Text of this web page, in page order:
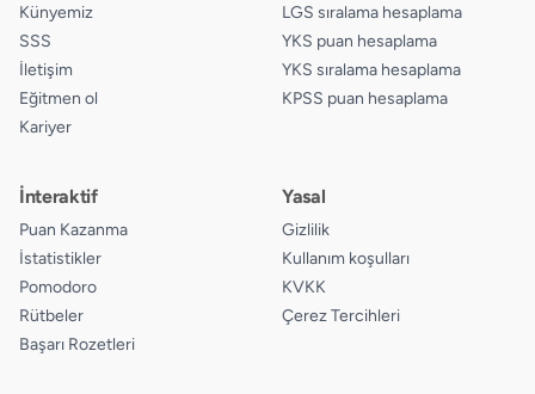
Künyemiz
SSS
İletişim
Eğitmen ol
Kariyer
LGS sıralama hesaplama
YKS puan hesaplama
YKS sıralama hesaplama
KPSS puan hesaplama
İnteraktif
Puan Kazanma
İstatistikler
Pomodoro
Rütbeler
Başarı Rozetleri
Yasal
Gizlilik
Kullanım koşulları
KVKK
Çerez Tercihleri